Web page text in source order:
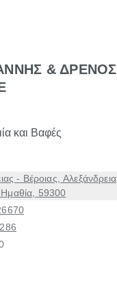
& ΔΡΕΝΟΣ
και Βαφές
- Βέροιας, Αλεξάνδρεια,
59300